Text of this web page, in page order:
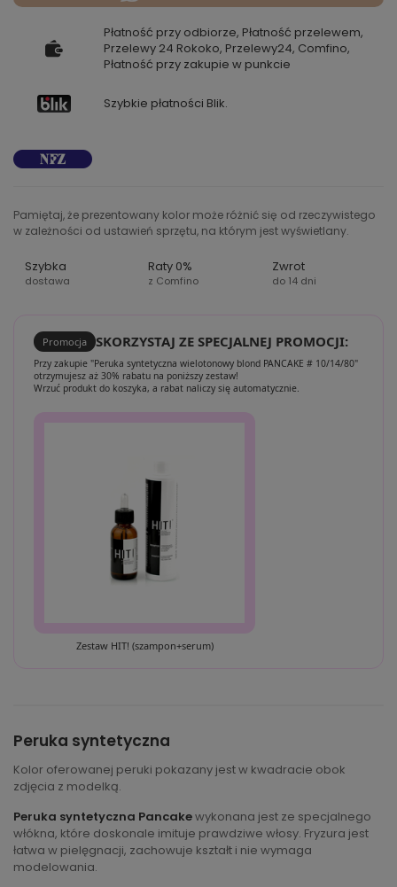
Płatność przy odbiorze, Płatność przelewem,
Przelewy 24 Rokoko, Przelewy24, Comfino,
Płatność przy zakupie w punkcie
Szybkie płatności Blik.
Pamiętaj, że prezentowany kolor może różnić się od rzeczywistego
w zależności od ustawień sprzętu, na którym jest wyświetlany.
Szybka
dostawa
Raty 0%
z Comfino
Zwrot
do 14 dni
Promocja SKORZYSTAJ ZE SPECJALNEJ PROMOCJI:
Przy zakupie "Peruka syntetyczna wielotonowy blond PANCAKE # 10/14/80"
otrzymujesz aż 30% rabatu na poniższy zestaw!
Wrzuć produkt do koszyka, a rabat naliczy się automatycznie.
Zestaw HIT! (szampon+serum)
Peruka syntetyczna
Kolor oferowanej peruki pokazany jest w kwadracie obok
zdjęcia z modelką.
Peruka syntetyczna Pancakewykonana jest ze specjalnego
włókna, które doskonale imituje prawdziwe włosy. Fryzura jest
łatwa w pielęgnacji, zachowuje kształt i nie wymaga
modelowania.